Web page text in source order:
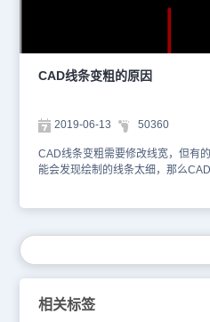
CAD线条变粗的原因
2019-06-13 50360
CAD线条变粗需要修改线宽，但有
能会发现绘制的线条太细，那么
0.5mm。方法二：步骤如下：选中
5000回车，5000代表相对宽度，
成后，线就变宽了。 方法三：步骤
在对话框中，填入全局宽度，如我
上步骤就是改变线宽以及画实线的
习。
相关标签